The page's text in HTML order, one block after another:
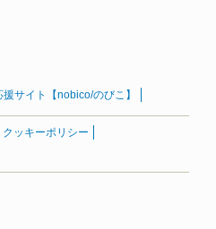
サイト【nobico/のびこ】
クッキーポリシー